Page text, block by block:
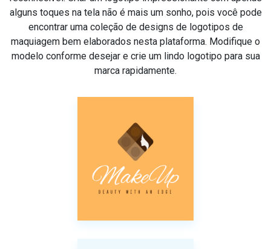
alguns toques na tela não é mais um sonho, pois você pode
encontrar uma coleção de designs de logotipos de
maquiagem bem elaborados nesta plataforma. Modifique o
modelo conforme desejar e crie um lindo logotipo para sua
marca rapidamente.